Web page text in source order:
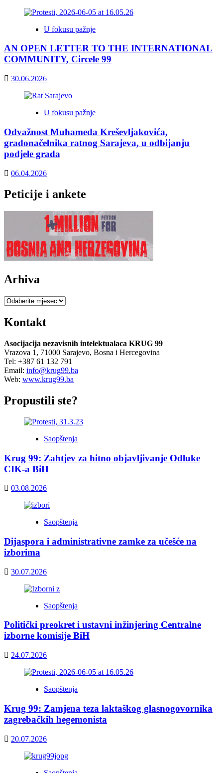
U fokusu pažnje
AN OPEN LETTER TO THE INTERNATIONAL
COMMUNITY, Circele 99
30.06.2026
U fokusu pažnje
Odvažnost Muhameda Kreševljakovića,
gradonačelnika ratnog Sarajeva, u odbijanju
podjele grada
06.04.2026
Peticije i ankete
Arhiva
Arhiva
Kontakt
Asocijacija nezavisnih intelektualaca KRUG 99
Vrazova 1, 71000 Sarajevo, Bosna i Hercegovina
Tel: +387 61 132 791
Email: info@krug99.ba
Web: www.krug99.ba
Propustili ste?
Saopštenja
Krug 99: Zahtjev za hitno objavljivanje Odluke
CIK-a BiH
03.08.2026
Saopštenja
Dijaspora i administrativne zamke za učešće na
izborima
30.07.2026
Saopštenja
Politički preokret i ustavni inžinjering Centralne
izborne komisije BiH
24.07.2026
Saopštenja
Krug 99: Zamjena teza laktaškog glasnogovornika
zagrebačkih hegemonista
20.07.2026